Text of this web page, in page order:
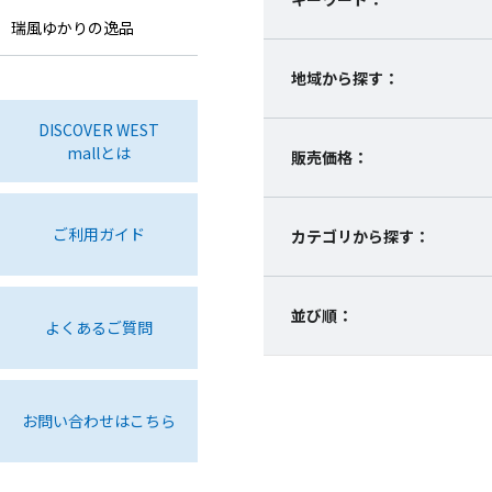
瑞風ゆかりの逸品
DISCOVER WEST
mallとは
ご利用ガイド
よくあるご質問
お問い合わせはこちら
地域から探す：
販売価格：
カテゴリから探す：
並び順：